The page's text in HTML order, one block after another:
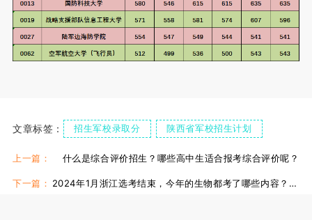
文章标签： 招生军校录取分 陕西省军校招生计划
军校陕西录取分数线
上一篇： 什么是综合评价招生？哪些高中生适合报考综合评价呢？
下一篇： 2024年1月浙江选考结束，今年的生物都考了哪些内容？命题思路是什么？